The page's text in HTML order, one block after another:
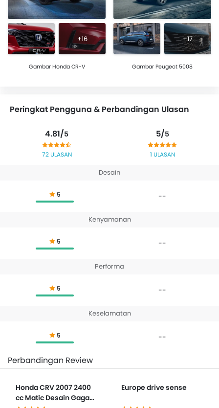
+16
Gambar Honda CR-V
+17
Gambar Peugeot 5008
Peringkat Pengguna & Perbandingan Ulasan
4.81/5
72 ULASAN
5/5
1 ULASAN
Desain
5 --
Kenyamanan
5 --
Performa
5 --
Keselamatan
5 --
Perbandingan Review
Honda CRV 2007 2400
cc Matic Desain Gagah
Europe drive sense